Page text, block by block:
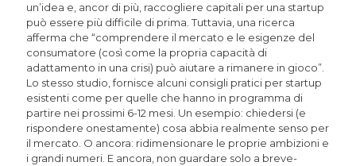
un’idea e, ancor di più, raccogliere capitali per una startup
può essere più difficile di prima. Tuttavia, una ricerca
afferma che “comprendere il mercato e le esigenze del
consumatore (così come la propria capacità di
adattamento in una crisi) può aiutare a rimanere in gioco”.
Lo stesso studio, fornisce alcuni consigli pratici per startup
esistenti come per quelle che hanno in programma di
partire nei prossimi 6-12 mesi. Un esempio: chiedersi (e
rispondere onestamente) cosa abbia realmente senso per
il mercato. O ancora: ridimensionare le proprie ambizioni e
i grandi numeri. E ancora, non guardare solo a breve-